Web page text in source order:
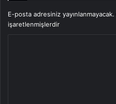
E-posta adresiniz yayınlanmayacak.
işaretlenmişlerdir